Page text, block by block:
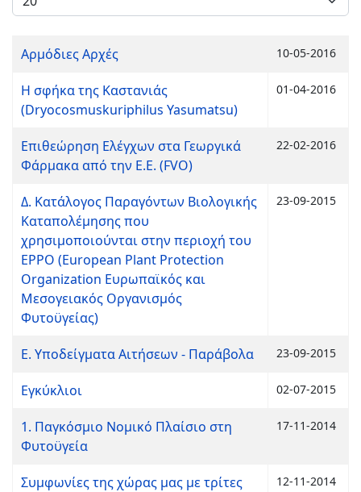
Αρμόδιες Αρχές 10-05-2016
Η σφήκα της Καστανιάς
(Dryocosmuskuriphilus Yasumatsu)
01-04-2016
Επιθεώρηση Ελέγχων στα Γεωργικά
Φάρμακα από την Ε.Ε. (FVO)
22-02-2016
Δ. Κατάλογος Παραγόντων Βιολογικής
Καταπολέμησης που
χρησιμοποιούνται στην περιοχή του
EPPO (European Plant Protection
Organization Ευρωπαϊκός και
Μεσογειακός Οργανισμός
Φυτοϋγείας)
23-09-2015
Ε. Υποδείγματα Αιτήσεων - Παράβολα 23-09-2015
Εγκύκλιοι 02-07-2015
1. Παγκόσμιο Νομικό Πλαίσιο στη
Φυτοϋγεία
17-11-2014
Συμφωνίες της χώρας μας με τρίτες
12-11-2014